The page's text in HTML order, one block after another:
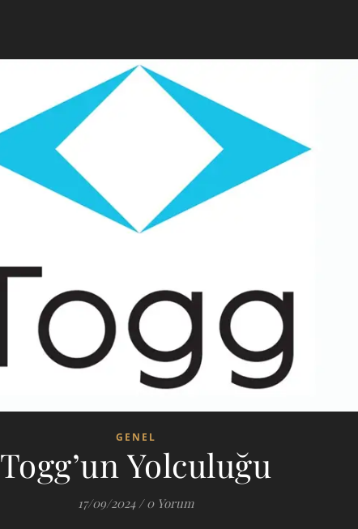
GENEL
Togg’un Yolculuğu
17/09/2024 / 0 Yorum